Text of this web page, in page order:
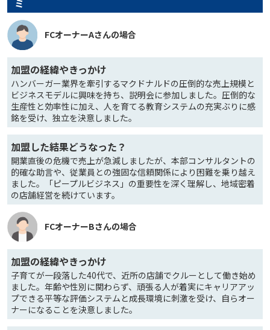
FCオーナーAさんの場合
加盟の経緯やきっかけ
ハンバーガー業界を牽引するマクドナルドの圧倒的な売上規模と
ビジネスモデルに興味を持ち、説明会に参加しました。圧倒的な
生産性と効率性に加え、人を育てる教育システムの充実ぶりに感
銘を受け、独立を決意しました。
加盟した結果どうなった？
開業直後の危機で売上が急減しましたが、本部コンサルタントの
的確な助言や、従業員との強固な信頼関係により困難を乗り越え
ました。「ピープルビジネス」の重要性を深く理解し、地域密着
の店舗経営を続けています。
FCオーナーBさんの場合
加盟の経緯やきっかけ
子育てが一段落した40代で、近所の店舗でクルーとして働き始め
ました。年齢や性別に関わらず、頑張る人が着実にキャリアアッ
プできる平等な評価システムと成長環境に刺激を受け、自らオー
ナーになることを決意しました。